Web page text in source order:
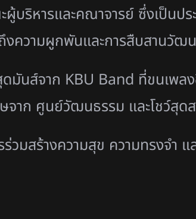
ริหารและคณาจารย์ ซึ่งเป็นป
ความผูกพันและการสืบสานวัฒ
นส์จาก KBU Band ที่ขนเพล
จาก ศูนย์วัฒนธรรม และโชว์สุ
วมสร้างความสุข ความทรงจำ